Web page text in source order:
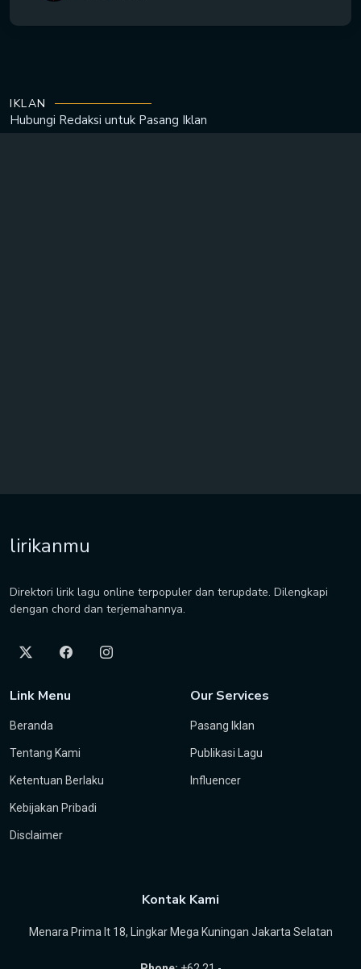
IKLAN
Hubungi Redaksi untuk Pasang Iklan
lirikanmu
Direktori lirik lagu online terpopuler dan terupdate. Dilengkapi
dengan chord dan terjemahannya.
Link Menu
Beranda
Tentang Kami
Ketentuan Berlaku
Kebijakan Pribadi
Disclaimer
Our Services
Pasang Iklan
Publikasi Lagu
Influencer
Kontak Kami
Menara Prima lt 18, Lingkar Mega Kuningan Jakarta Selatan